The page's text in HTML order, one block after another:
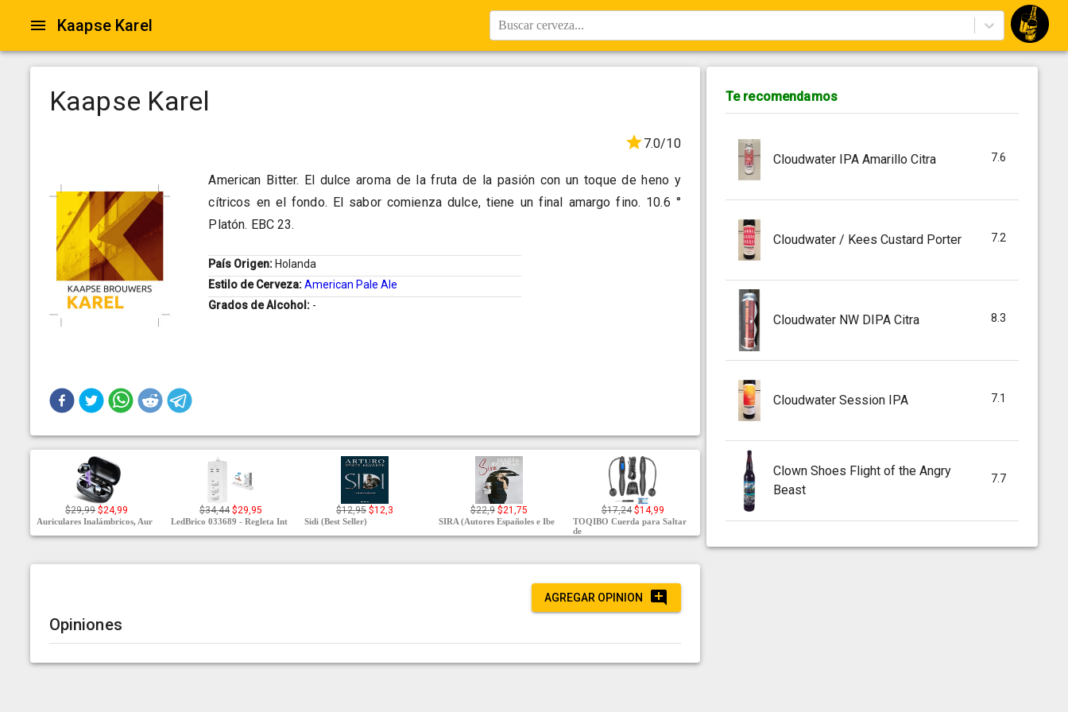
Kaapse Karel Buscar cerveza...
Kaapse Karel
7.0/10
American Bitter. El dulce aroma de la fruta de la pasión con un toque de heno y
cítricos en el fondo. El sabor comienza dulce, tiene un final amargo fino. 10.6 °
Platón. EBC 23.
País Origen: Holanda
Estilo de Cerveza:American Pale Ale
Grados de Alcohol: -
$29,99 $24,99
Auriculares Inalámbricos, Aur
$34,44 $29,95
LedBrico 033689 - Regleta Int
$12,95 $12,3
Sidi (Best Seller)
$22,9 $21,75
SIRA (Autores Españoles e Ibe
$17,24 $14,99
TOQIBO Cuerda para Saltar
de
AGREGAR OPINION
Opiniones
Te recomendamos
Cloudwater IPA Amarillo Citra 7.6
Cloudwater / Kees Custard Porter 7.2
Cloudwater NW DIPA Citra 8.3
Cloudwater Session IPA 7.1
Clown Shoes Flight of the Angry
Beast
7.7